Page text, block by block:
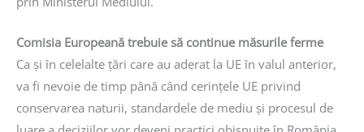
Comisia Europeană trebuie să continue măsurile ferme
Ca şi în celelalte ţări care au aderat la UE în valul anterior,
va fi nevoie de timp până când cerinţele UE privind
conservarea naturii, standardele de mediu şi procesul de